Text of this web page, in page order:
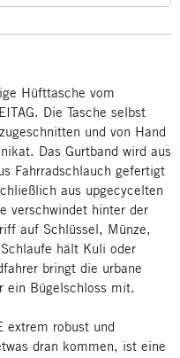
Hüfttasche vom
Die Tasche selbst
und von Hand
Das Gurtband wird aus
Fahrradschlauch gefertigt
aus upgecycelten
verschwindet hinter der
auf Schlüssel, Münze,
hält Kuli oder
bringt die urbane
ein Bügelschloss mit.
extrem robust und
dran kommen, ist eine